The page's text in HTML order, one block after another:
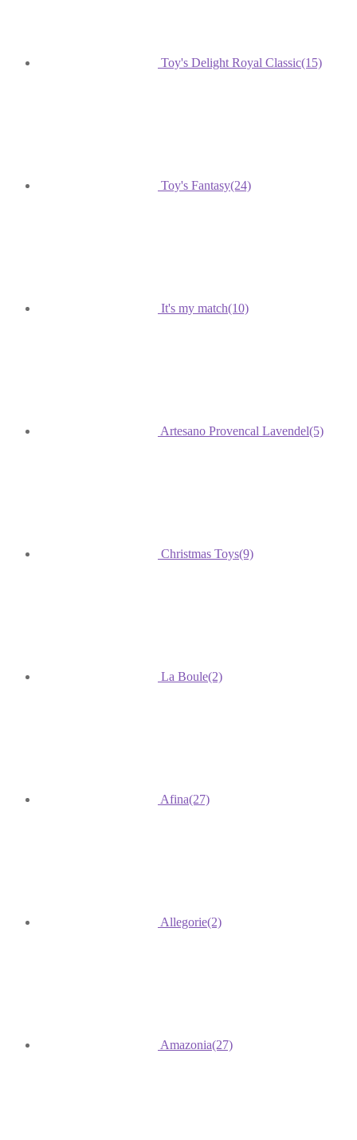
Toy's Delight Royal Classic(15)
Toy's Fantasy(24)
It's my match(10)
Artesano Provencal Lavendel(5)
Christmas Toys(9)
La Boule(2)
Afina(27)
Allegorie(2)
Amazonia(27)